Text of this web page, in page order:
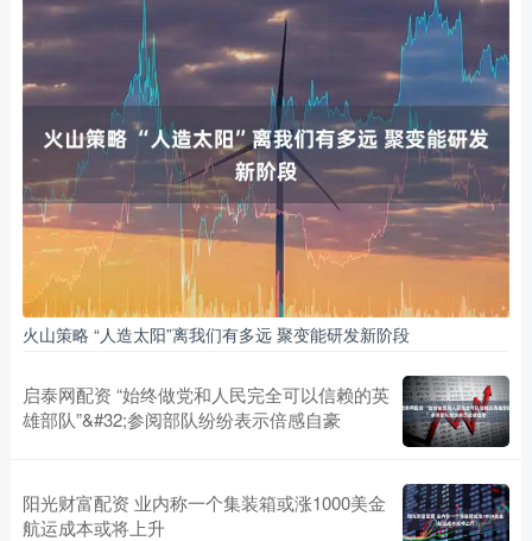
火山策略 “人造太阳”离我们有多远 聚变能研发新阶段
启泰网配资 “始终做党和人民完全可以信赖的英
雄部队”&#32;参阅部队纷纷表示倍感自豪
阳光财富配资 业内称一个集装箱或涨1000美金
航运成本或将上升